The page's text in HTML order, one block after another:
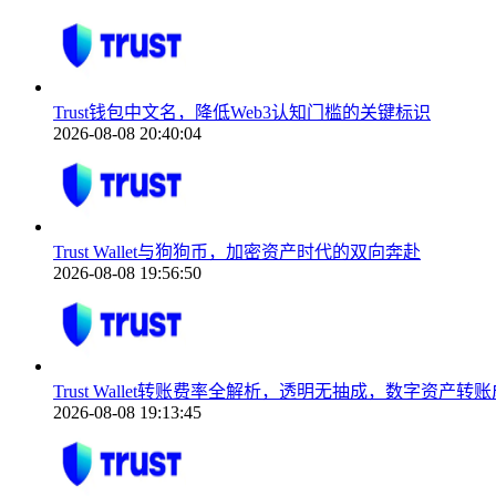
Trust钱包中文名，降低Web3认知门槛的关键标识
2026-08-08 20:40:04
Trust Wallet与狗狗币，加密资产时代的双向奔赴
2026-08-08 19:56:50
Trust Wallet转账费率全解析，透明无抽成，数字资产转
2026-08-08 19:13:45